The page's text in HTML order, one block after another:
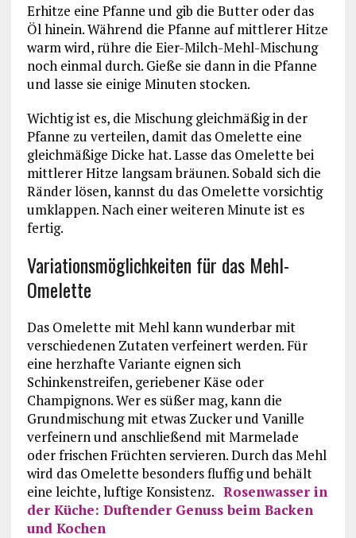
Erhitze eine Pfanne und gib die Butter oder das
Öl hinein. Während die Pfanne auf mittlerer Hitze
warm wird, rühre die Eier-Milch-Mehl-Mischung
noch einmal durch. Gieße sie dann in die Pfanne
und lasse sie einige Minuten stocken.
Wichtig ist es, die Mischung gleichmäßig in der
Pfanne zu verteilen, damit das Omelette eine
gleichmäßige Dicke hat. Lasse das Omelette bei
mittlerer Hitze langsam bräunen. Sobald sich die
Ränder lösen, kannst du das Omelette vorsichtig
umklappen. Nach einer weiteren Minute ist es
fertig.
Variationsmöglichkeiten für das Mehl-
Omelette
Das Omelette mit Mehl kann wunderbar mit
verschiedenen Zutaten verfeinert werden. Für
eine herzhafte Variante eignen sich
Schinkenstreifen, geriebener Käse oder
Champignons. Wer es süßer mag, kann die
Grundmischung mit etwas Zucker und Vanille
verfeinern und anschließend mit Marmelade
oder frischen Früchten servieren. Durch das Mehl
wird das Omelette besonders fluffig und behält
eine leichte, luftige Konsistenz. Rosenwasser in
der Küche: Duftender Genuss beim Backen
und Kochen